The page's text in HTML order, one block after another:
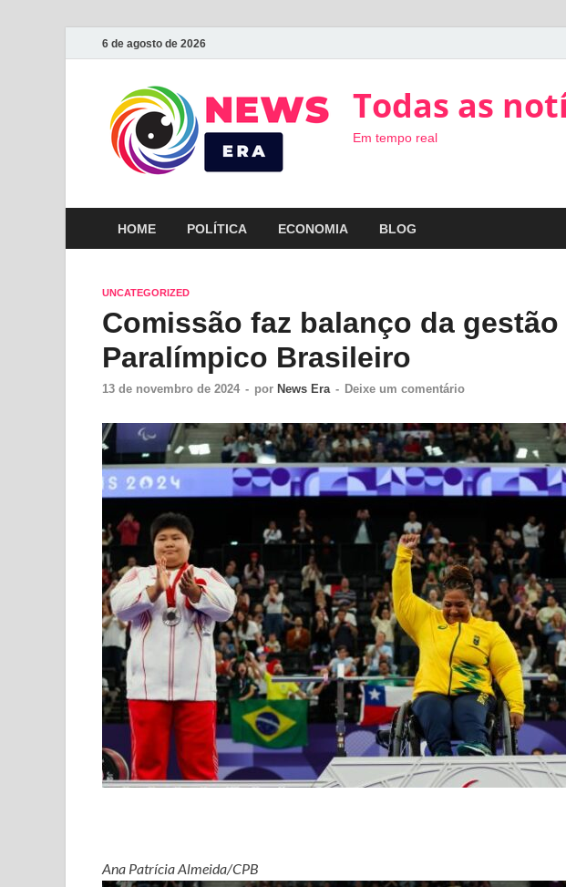
6 de agosto de 2026
Todas as
Em tempo real
HOME POLÍTICA ECONOMIA BLOG
UNCATEGORIZED
Comissão faz balanço da
Paralímpico Brasileiro
13 de novembro de 2024 - por News Era - Deixe um comentário
Ana Patrícia Almeida/CPB